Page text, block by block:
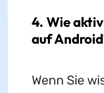
4. Wie
auf
Wenn Sie